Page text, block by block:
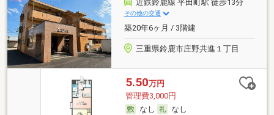
近鉄鈴鹿線 平田町駅 徒歩13分
その他の交通
築20年6ヶ月 / 3階建
三重県鈴鹿市庄野共進１丁目
5.50万円
管理費3,000円
なし
なし